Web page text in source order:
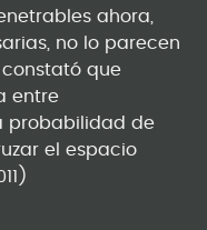
ahora,
no lo parecen
constató que
entre
probabilidad de
el espacio